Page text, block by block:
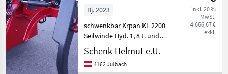
inkl. 20 %
MwSt.
4.666,67 €
exkl.
Bj. 2023
schwenkbar Krpan KL 2200
Seilwinde Hyd. 1, 8 t. und
Funksteuerung 30m Seil
7mm Irrtümer vorbehalten
Forst- und Holztechnik
Schenk Helmut e.U.
4162 Julbach